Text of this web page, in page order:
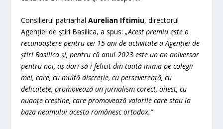
Consilierul patriarhalAurelian Iftimiu, directorul
Agenției de știri Basilica, a spus:„Acest premiu este o
recunoaștere pentru cei 15 ani de activitate a Agenției de
știri Basilica și, pentru că anul 2023 este un an aniversar
pentru noi, aș dori să-i felicit din toată inima pe colegii
mei, care, cu multă discreție, cu perseverență, cu
delicatețe, promovează un jurnalism corect, onest, cu
nuanțe creștine, care promovează valorile care stau la
baza neamului acesta românesc ortodox.”